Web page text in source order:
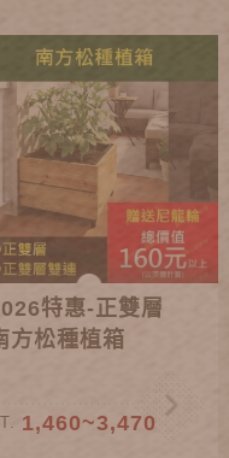
特惠-正雙層
方松種植箱
1,460~3,470